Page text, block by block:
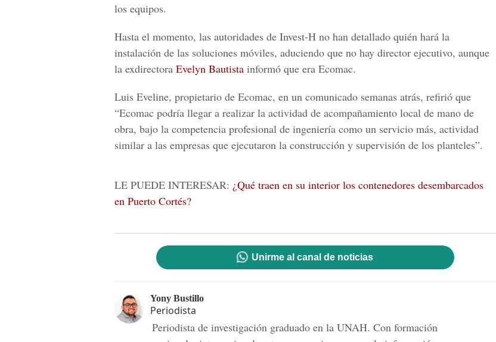
los equipos.
Hasta el momento, las autoridades de Invest-H no han detallado quién hará la
instalación de las soluciones móviles, aduciendo que no hay director ejecutivo, aunque
la exdirectora Evelyn Bautista informó que era Ecomac.
Luis Eveline, propietario de Ecomac, en un comunicado semanas atrás, refirió que
“Ecomac podría llegar a realizar la actividad de acompañamiento local de mano de
obra, bajo la competencia profesional de ingeniería como un servicio más, actividad
similar a las empresas que ejecutaron la construcción y supervisión de los planteles”.
LE PUEDE INTERESAR: ¿Qué traen en su interior los contenedores desembarcados
en Puerto Cortés?
Unirme al canal de noticias
Yony Bustillo
Periodista
Periodista de investigación graduado en la UNAH. Con formación